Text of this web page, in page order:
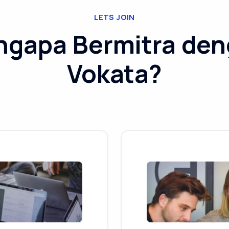
LETS JOIN
Bermitra
Vokata?